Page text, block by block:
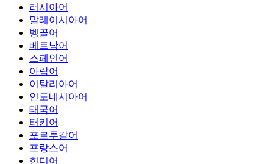
러시아어
말레이시아어
벵골어
베트남어
스페인어
아랍어
이탈리아어
인도네시아어
태국어
터키어
포르투갈어
프랑스어
힌디어